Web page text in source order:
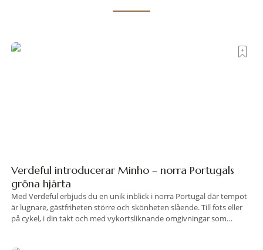
Verdeful introducerar Minho – norra Portugals
gröna hjärta
Med Verdeful erbjuds du en unik inblick i norra Portugal där tempot
är lugnare, gästfriheten större och skönheten slående. Till fots eller
på cykel, i din takt och med vykortsliknande omgivningar som